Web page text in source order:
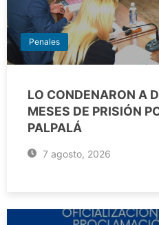
Penales
LO CONDENARON A
MESES DE PRISIÓN
PALPALÁ
7 agosto, 2026